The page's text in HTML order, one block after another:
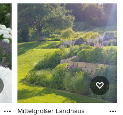
Mittelgroßer Shabby-Chic
Hanggarten mit direkter
Sonneneinstrahlung in Paris
Mittelgroßer Landhaus